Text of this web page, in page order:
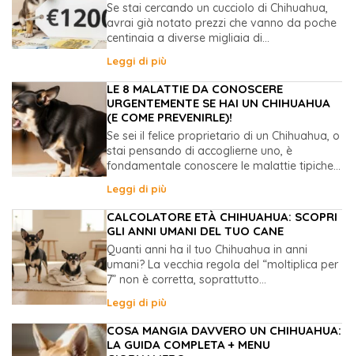
Se stai cercando un cucciolo di Chihuahua,
avrai già notato prezzi che vanno da poche
centinaia a diverse migliaia di...
Leggi di più
LE 8 MALATTIE DA CONOSCERE
URGENTEMENTE SE HAI UN CHIHUAHUA
(E COME PREVENIRLE)!
Se sei il felice proprietario di un Chihuahua, o
stai pensando di accoglierne uno, è
fondamentale conoscere le malattie tipiche...
Leggi di più
CALCOLATORE ETÀ CHIHUAHUA: SCOPRI
GLI ANNI UMANI DEL TUO CANE
Quanti anni ha il tuo Chihuahua in anni
umani? La vecchia regola del “moltiplica per
7” non è corretta, soprattutto...
Leggi di più
COSA MANGIA DAVVERO UN CHIHUAHUA:
LA GUIDA COMPLETA + MENU